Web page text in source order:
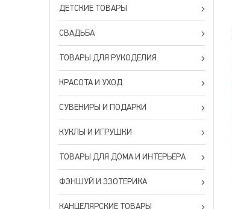
ДЕТСКИЕ ТОВАРЫ
СВАДЬБА
ТОВАРЫ ДЛЯ РУКОДЕЛИЯ
КРАСОТА И УХОД
СУВЕНИРЫ И ПОДАРКИ
КУКЛЫ И ИГРУШКИ
ТОВАРЫ ДЛЯ ДОМА И ИНТЕРЬЕРА
ФЭНШУЙ И ЭЗОТЕРИКА
КАНЦЕЛЯРСКИЕ ТОВАРЫ